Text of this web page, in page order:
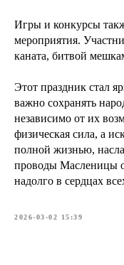
Игры и конкурсы
мероприятия.
каната, битвой
Этот праздник стал
важно сохранять
независимо от их
физическая сила, а
полной жизнью,
проводы Масленицы
надолго в сердцах
2026-03-02 15:39